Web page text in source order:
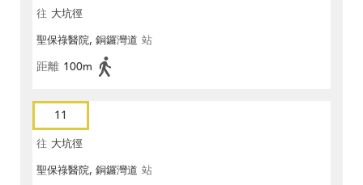
往 大坑徑
聖保祿醫院, 銅鑼灣道 站
距離 100m
11
往 大坑徑
聖保祿醫院, 銅鑼灣道 站